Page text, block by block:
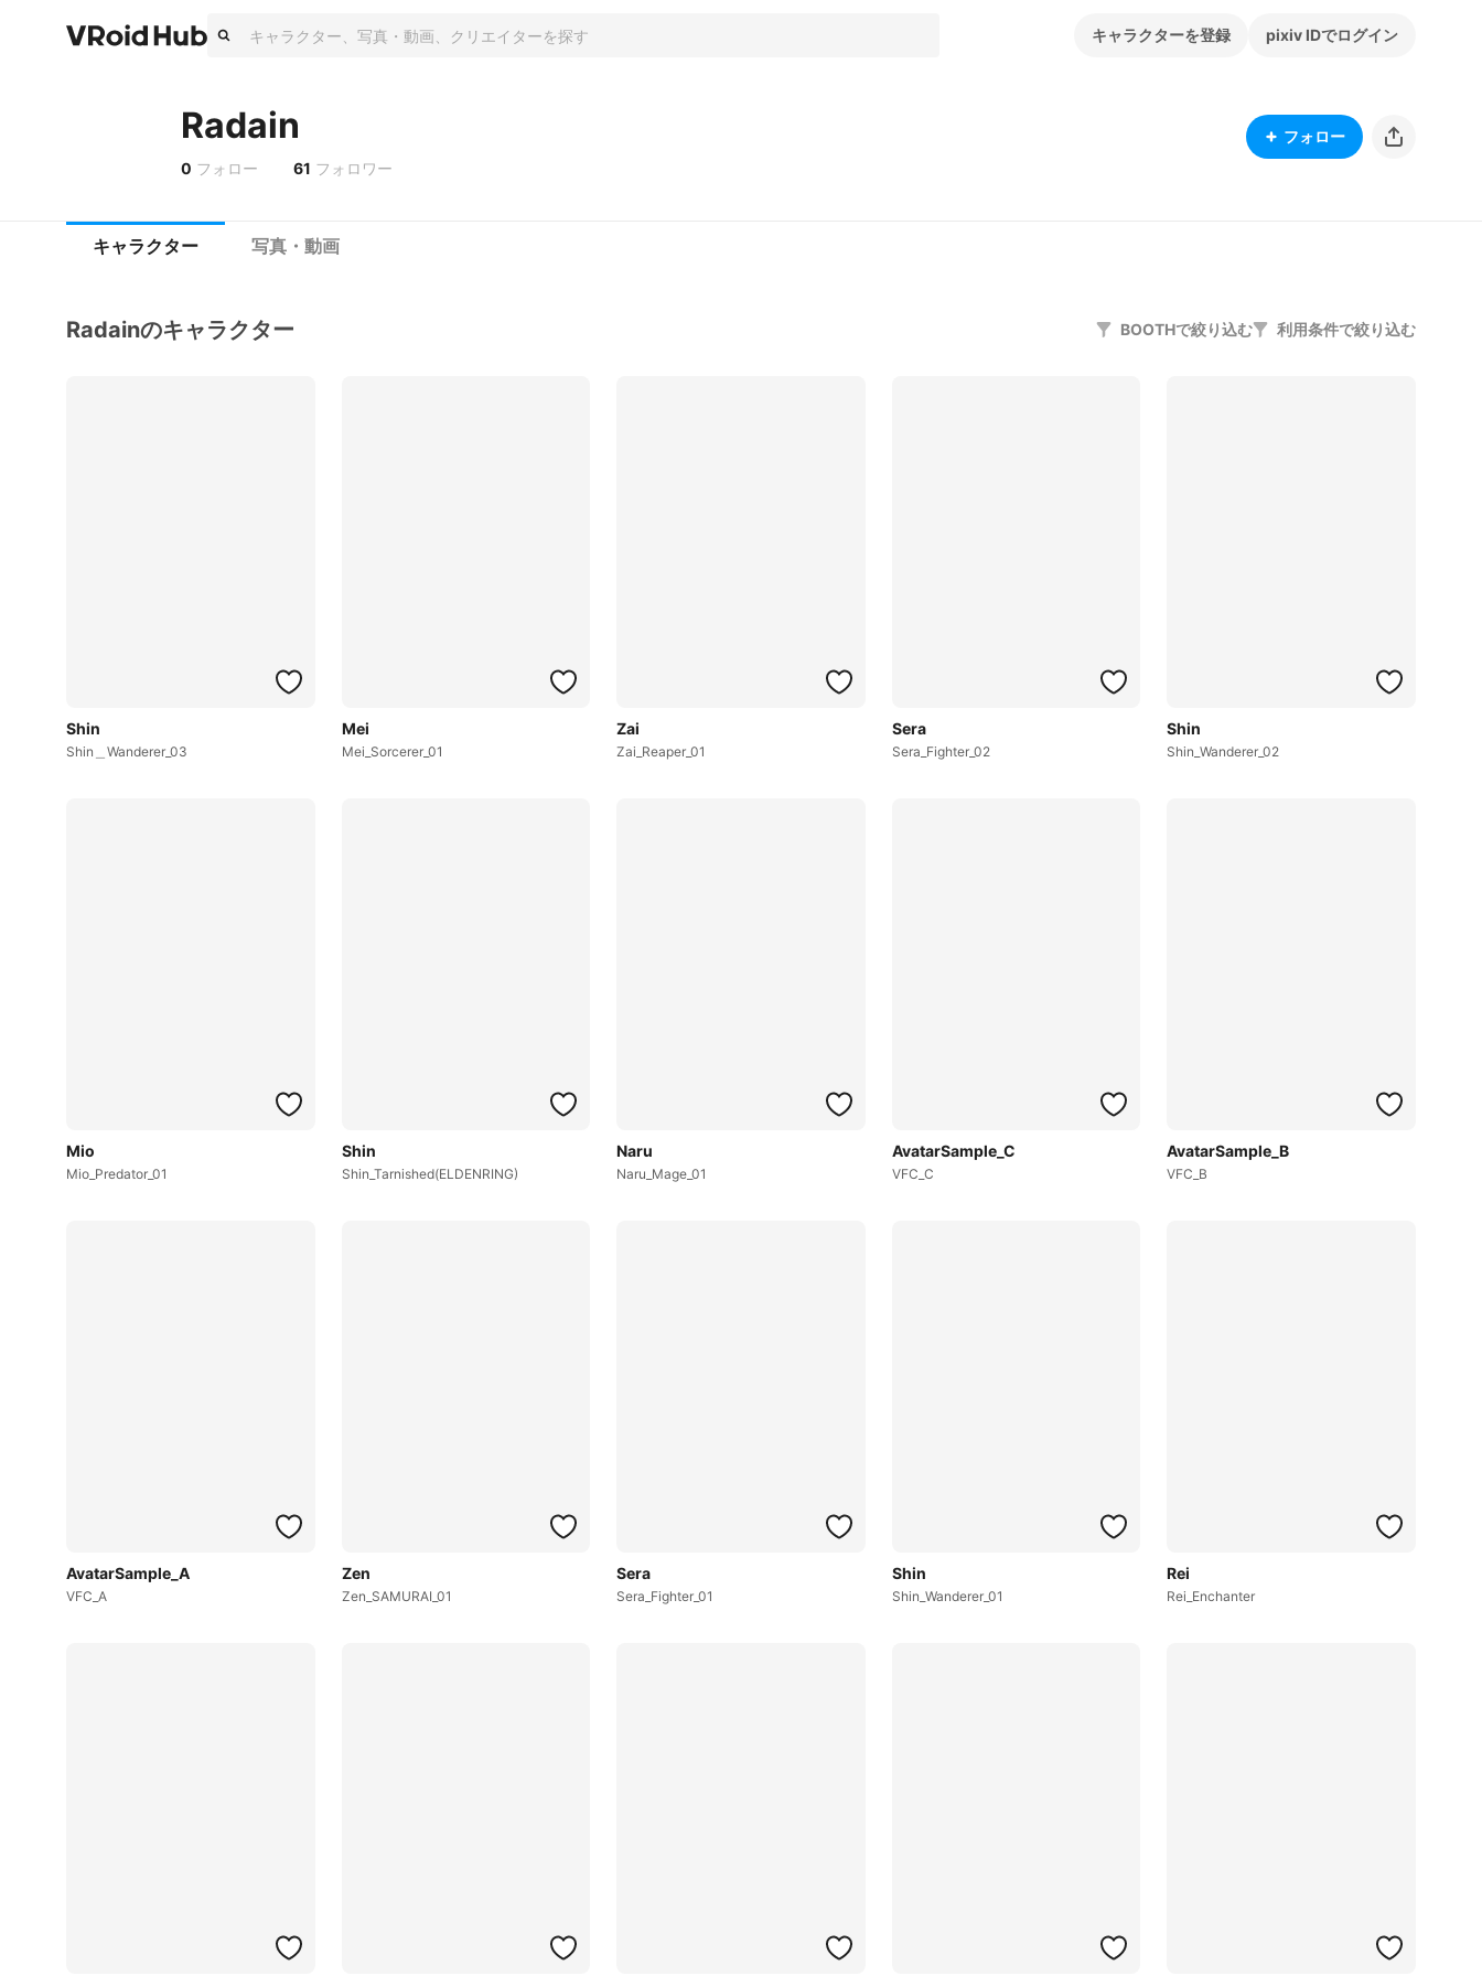
キャラクターを登録 pixiv IDでログイン
Radain
0 フォロー 61 フォロワー
フォロー
キャラクター 写真・動画
Radainのキャラクター BOOTHで絞り込む 利用条件で絞り込む
Shin
Shin＿Wanderer_03
Mei
Mei_Sorcerer_01
Zai
Zai_Reaper_01
Sera
Sera_Fighter_02
Shin
Shin_Wanderer_02
Mio
Mio_Predator_01
Shin
Shin_Tarnished(ELDENRING)
Naru
Naru_Mage_01
AvatarSample_C
VFC_C
AvatarSample_B
VFC_B
AvatarSample_A
VFC_A
Zen
Zen_SAMURAI_01
Sera
Sera_Fighter_01
Shin
Shin_Wanderer_01
Rei
Rei_Enchanter